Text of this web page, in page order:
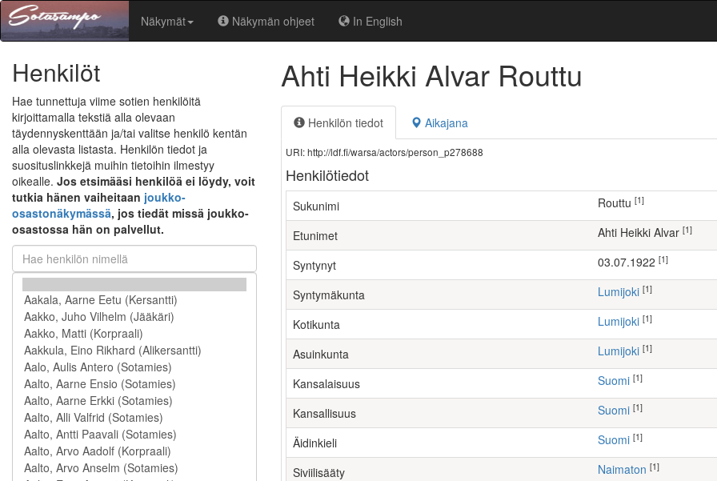
Näkymät Näkymän ohjeet In English
Henkilöt
Hae tunnettuja viime sotien henkilöitä
kirjoittamalla tekstiä alla olevaan
täydennyskenttään ja/tai valitse henkilö kentän
alla olevasta listasta. Henkilön tiedot ja
suosituslinkkejä muihin tietoihin ilmestyy
oikealle. Jos etsimääsi henkilöä ei löydy, voit
tutkia hänen vaiheitaan joukko-
osastonäkymässä, jos tiedät missä joukko-
osastossa hän on palvellut.
Ahti Heikki Alvar Routtu
Henkilön tiedot Aikajana
URI: http://ldf.fi/warsa/actors/person_p278688
Henkilötiedot
Sukunimi Routtu [1]
Etunimet Ahti Heikki Alvar [1]
Syntynyt 03.07.1922 [1]
Syntymäkunta Lumijoki [1]
Kotikunta Lumijoki [1]
Asuinkunta Lumijoki [1]
Kansalaisuus Suomi [1]
Kansallisuus Suomi [1]
Äidinkieli Suomi [1]
Siviilisääty Naimaton [1]